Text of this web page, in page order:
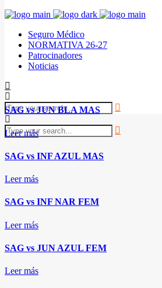
Seguro Médico
NORMATIVA 26-27
Patrocinadores
Noticias
SAG vs JUN BLA MAS
Leer más
SAG vs INF AZUL MAS
Leer más
SAG vs INF NAR FEM
Leer más
SAG vs JUN AZUL FEM
Leer más